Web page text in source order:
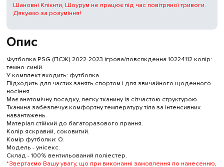
Опис
Футболка PSG (ПСЖ) 2022-2023 ігрова/повсякденна 10224112 колiр:
темно-синій.
У комплект входить: футболка.
Підходить для частих занять спортом і для звичайного щоденного
носіння.
Має анатомічну посадку, легку тканину із сітчастою структурою.
Тканина забезпечує комфортну температуру тіла за інтенсивних
навантажень.
Матеріал стійкий до багаторазового прання.
Колір яскравий, соковитий.
Комір футболки: O.
Модель - унісекс.
Склад - 100% вентильований поліестер.
*Звертаємо Вашу увагу, що при виконанні замовлення по нанесенню,
Шановні Клієнти, Шоурум не працює під час повітряної тривоги.
Дякуємо за розуміння!